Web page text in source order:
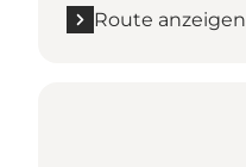
Route anzeigen